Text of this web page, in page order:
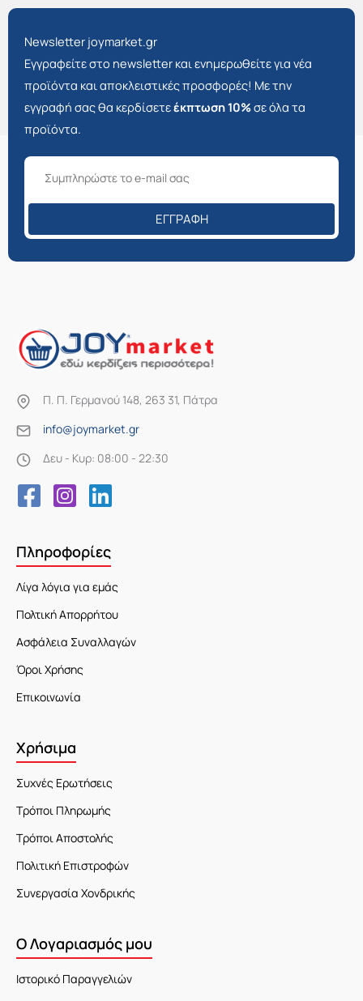
Newsletter joymarket.gr
Εγγραφείτε στο newsletter και ενημερωθείτε για νέα
προϊόντα και αποκλειστικές προσφορές! Με την
εγγραφή σας θα κερδίσετεέκπτωση 10%σε όλα τα
προϊόντα.
ΕΓΓΡΑΦΉ
Π. Π. Γερμανού 148, 263 31, Πάτρα
info@joymarket.gr
Δευ - Κυρ: 08:00 - 22:30
Πληροφορίες
Λίγα λόγια για εμάς
Πολτική Απορρήτου
Ασφάλεια Συναλλαγών
Όροι Χρήσης
Επικοινωνία
Χρήσιμα
Συχνές Ερωτήσεις
Τρόποι Πληρωμής
Τρόποι Αποστολής
Πολιτική Επιστροφών
Συνεργασία Χονδρικής
Ο Λογαριασμός μου
Ιστορικό Παραγγελιών